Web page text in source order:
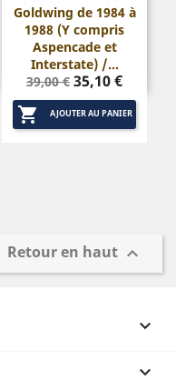
Goldwing de 1984 à
1988 (Y compris
Aspencade et
Interstate) /...
Prix
de
base
39,00 € Prix
35,10 €
 AJOUTER AU PANIER
Retour en haut 

